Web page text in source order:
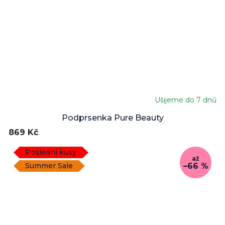
Podprsenka Pure Beauty
je
hvězdiček.
Ušijeme do 7 dnů
869 Kč
Poslední kusy
Summer Sale
až
–66 %